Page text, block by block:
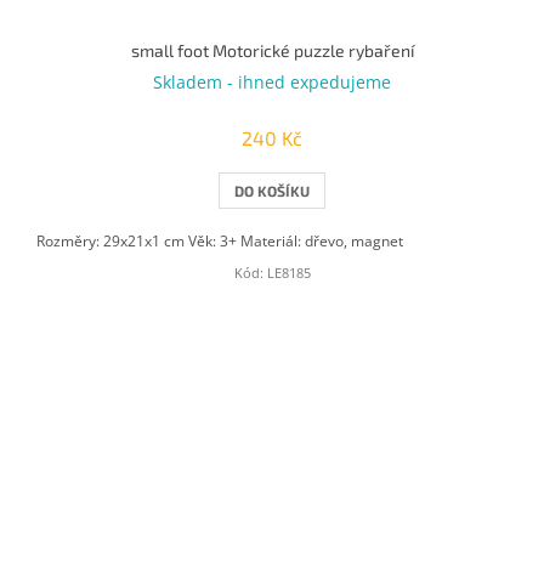
small foot Motorické puzzle rybaření
Skladem - ihned expedujeme
240 Kč
DO KOŠÍKU
Rozměry: 29x21x1 cm Věk: 3+ Materiál: dřevo, magnet
Kód: LE8185